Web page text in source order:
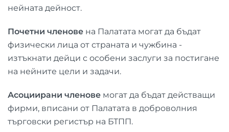
нейната дейност.
Почетни членове на Палатата могат да бъдат
физически лица от страната и чужбина -
изтъкнати дейци с особени заслуги за постигане
на нейните цели и задачи.
Асоциирани членове могат да бъдат действащи
фирми, вписани от Палатата в доброволния
търговски регистър на БТПП.